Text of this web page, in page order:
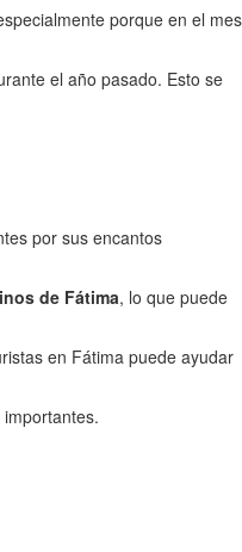
porque en el mes
el año pasado. Esto se
por sus encantos
de Fátima, lo que puede
en Fátima puede ayudar